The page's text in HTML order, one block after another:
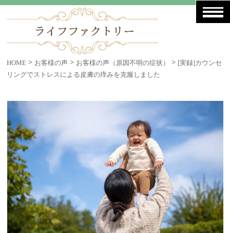
HOME > お客様の声 > お客様の声（原因不明の症状） > [実録]カウンセ
リングでストレスによる皮膚の痒みを克服しました